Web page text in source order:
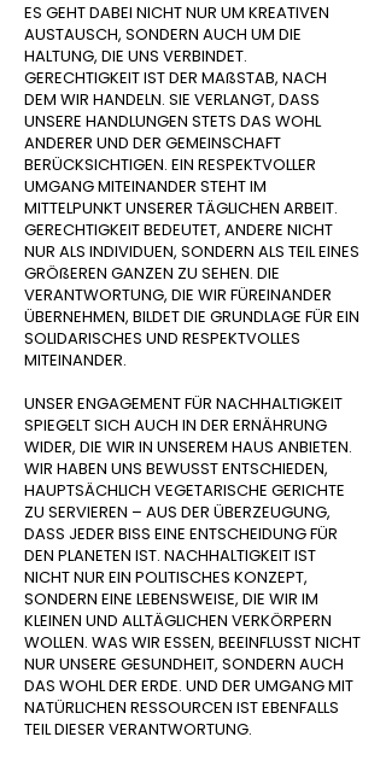
ES GEHT DABEI NICHT NUR UM KREATIVEN
AUSTAUSCH, SONDERN AUCH UM DIE
HALTUNG, DIE UNS VERBINDET.
GERECHTIGKEIT IST DER MAßSTAB, NACH
DEM WIR HANDELN. SIE VERLANGT, DASS
UNSERE HANDLUNGEN STETS DAS WOHL
ANDERER UND DER GEMEINSCHAFT
BERÜCKSICHTIGEN. EIN RESPEKTVOLLER
UMGANG MITEINANDER STEHT IM
MITTELPUNKT UNSERER TÄGLICHEN ARBEIT.
GERECHTIGKEIT BEDEUTET, ANDERE NICHT
NUR ALS INDIVIDUEN, SONDERN ALS TEIL EINES
GRÖßEREN GANZEN ZU SEHEN. DIE
VERANTWORTUNG, DIE WIR FÜREINANDER
ÜBERNEHMEN, BILDET DIE GRUNDLAGE FÜR EIN
SOLIDARISCHES UND RESPEKTVOLLES
MITEINANDER.
UNSER ENGAGEMENT FÜR NACHHALTIGKEIT
SPIEGELT SICH AUCH IN DER ERNÄHRUNG
WIDER, DIE WIR IN UNSEREM HAUS ANBIETEN.
WIR HABEN UNS BEWUSST ENTSCHIEDEN,
HAUPTSÄCHLICH VEGETARISCHE GERICHTE
ZU SERVIEREN – AUS DER ÜBERZEUGUNG,
DASS JEDER BISS EINE ENTSCHEIDUNG FÜR
DEN PLANETEN IST. NACHHALTIGKEIT IST
NICHT NUR EIN POLITISCHES KONZEPT,
SONDERN EINE LEBENSWEISE, DIE WIR IM
KLEINEN UND ALLTÄGLICHEN VERKÖRPERN
WOLLEN. WAS WIR ESSEN, BEEINFLUSST NICHT
NUR UNSERE GESUNDHEIT, SONDERN AUCH
DAS WOHL DER ERDE. UND DER UMGANG MIT
NATÜRLICHEN RESSOURCEN IST EBENFALLS
TEIL DIESER VERANTWORTUNG.